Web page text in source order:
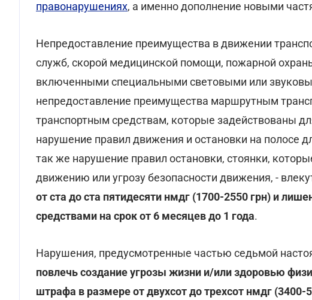
правонарушениях, а именно дополнение новыми
Непредоставление преимущества в движении
служб, скорой медицинской помощи, пожарной
включенными специальными световыми или
непредоставление преимущества маршрутным
транспортным средствам, которые задействованы
нарушение правил движения и остановки на полосе
так же нарушение правил остановки, стоянки,
движению или угрозу безопасности движения, -
от ста до ста пятидесяти нмдг (1700-2550 грн) и
средствами на срок от 6 месяцев до 1 года.
Нарушения, предусмотренные частью седьмой
повлечь создание угрозы жизни и/или здоровью
штрафа в размере от двухсот до трехсот нмдг (3400-